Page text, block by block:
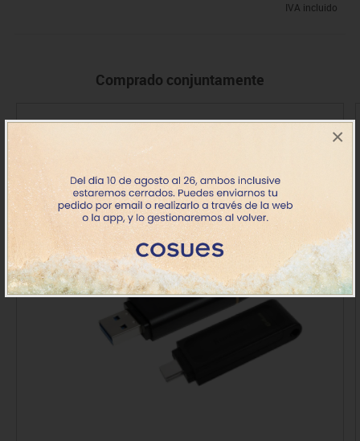
×
IVA incluido
Comprado conjuntamente